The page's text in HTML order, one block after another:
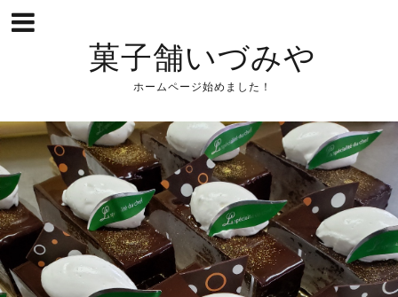
菓子舗いづみや
ホームページ始めました！